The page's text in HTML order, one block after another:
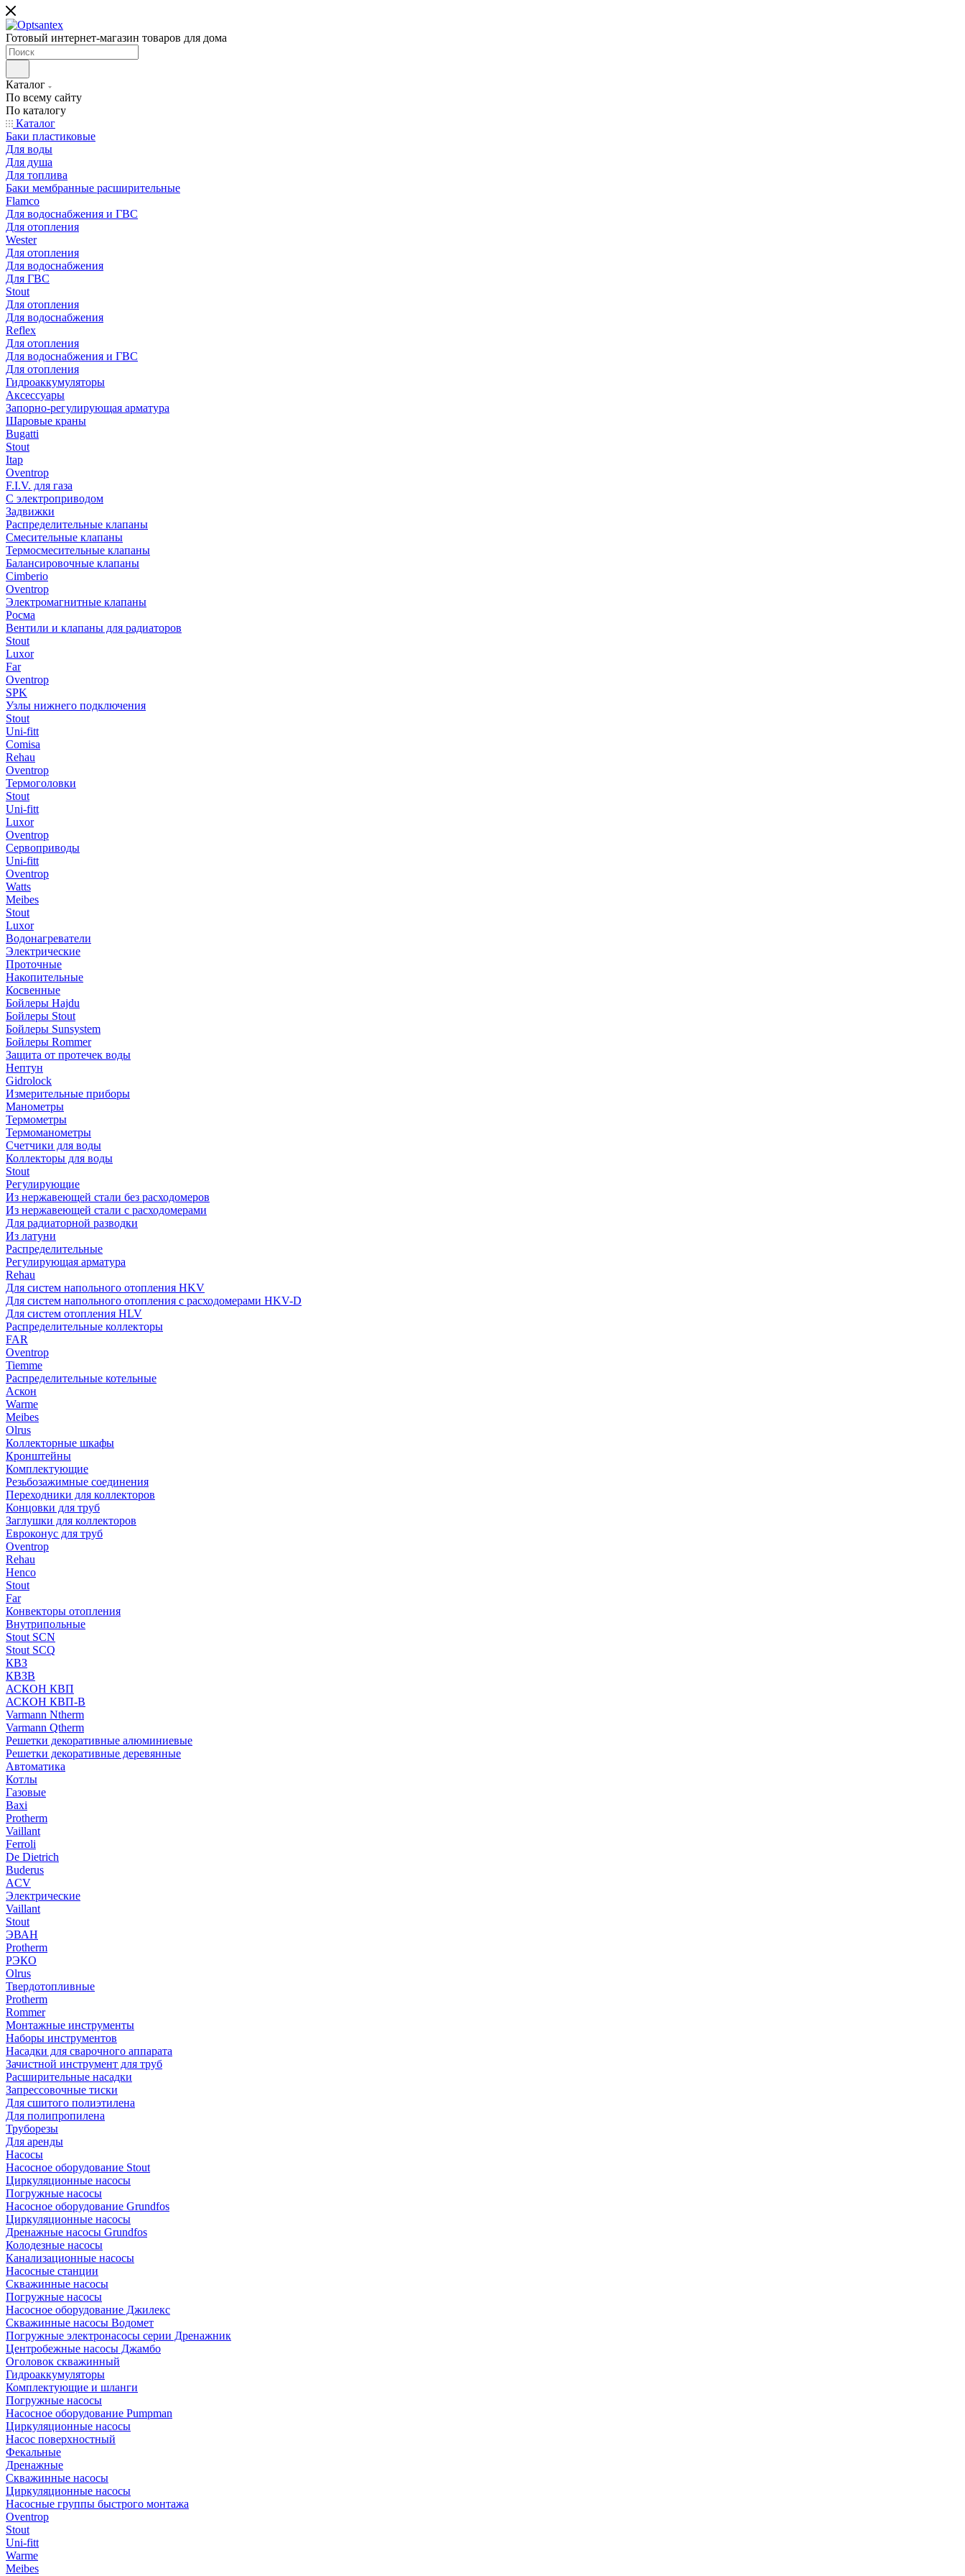
Готовый интернет-магазин товаров для дома
Каталог
По всему сайту
По каталогу
Каталог
Баки пластиковые
Для воды
Для душа
Для топлива
Баки мембранные расширительные
Flamco
Для водоснабжения и ГВС
Для отопления
Wester
Для отопления
Для водоснабжения
Для ГВС
Stout
Для отопления
Для водоснабжения
Reflex
Для отопления
Для водоснабжения и ГВС
Для отопления
Гидроаккумуляторы
Аксессуары
Запорно-регулирующая арматура
Шаровые краны
Bugatti
Stout
Itap
Oventrop
F.I.V. для газа
С электроприводом
Задвижки
Распределительные клапаны
Cмесительные клапаны
Термосмесительные клапаны
Балансировочные клапаны
Cimberio
Oventrop
Электромагнитные клапаны
Росма
Вентили и клапаны для радиаторов
Stout
Luxor
Far
Oventrop
SPK
Узлы нижнего подключения
Stout
Uni-fitt
Comisa
Rehau
Oventrop
Термоголовки
Stout
Uni-fitt
Luxor
Oventrop
Сервоприводы
Uni-fitt
Oventrop
Watts
Meibes
Stout
Luxor
Водонагреватели
Электрические
Проточные
Накопительные
Косвенные
Бойлеры Hajdu
Бойлеры Stout
Бойлеры Sunsystem
Бойлеры Rommer
Защита от протечек воды
Нептун
Gidrolock
Измерительные приборы
Манометры
Термометры
Термоманометры
Счетчики для воды
Коллекторы для воды
Stout
Регулирующие
Из нержавеющей стали без расходомеров
Из нержавеющей стали с расходомерами
Для радиаторной разводки
Из латуни
Распределительные
Регулирующая арматура
Rehau
Для систем напольного отопления HKV
Для систем напольного отопления с расходомерами HKV-D
Для систем отопления HLV
Распределительные коллекторы
FAR
Oventrop
Tiemme
Распределительные котельные
Аскон
Warme
Meibes
Olrus
Коллекторные шкафы
Кронштейны
Комплектующие
Резьбозажимные соединения
Переходники для коллекторов
Концовки для труб
Заглушки для коллекторов
Евроконус для труб
Oventrop
Rehau
Henco
Stout
Far
Конвекторы отопления
Внутрипольные
Stout SCN
Stout SCQ
КВЗ
КВЗВ
АСКОН КВП
АСКОН КВП-В
Varmann Ntherm
Varmann Qtherm
Решетки декоративные алюминиевые
Решетки декоративные деревянные
Автоматика
Котлы
Газовые
Baxi
Protherm
Vaillant
Ferroli
De Dietrich
Buderus
ACV
Электрические
Vaillant
Stout
ЭВАН
Protherm
РЭКО
Olrus
Твердотопливные
Protherm
Rommer
Монтажные инструменты
Наборы инструментов
Насадки для сварочного аппарата
Зачистной инструмент для труб
Расширительные насадки
Запрессовочные тиски
Для сшитого полиэтилена
Для полипропилена
Труборезы
Для аренды
Насосы
Насосное оборудование Stout
Циркуляционные насосы
Погружные насосы
Насосное оборудование Grundfos
Циркуляционные насосы
Дренажные насосы Grundfos
Колодезные насосы
Канализационные насосы
Насосные станции
Скважинные насосы
Погружные насосы
Насосное оборудование Джилекс
Скважинные насосы Водомет
Погружные электронасосы серии Дренажник
Центробежные насосы Джамбо
Оголовок скважинный
Гидроаккумуляторы
Комплектующие и шланги
Погружные насосы
Насосное оборудование Pumpman
Циркуляционные насосы
Насос поверхностный
Фекальные
Дренажные
Скважинные насосы
Циркуляционные насосы
Насосные группы быстрого монтажа
Oventrop
Stout
Uni-fitt
Warme
Meibes